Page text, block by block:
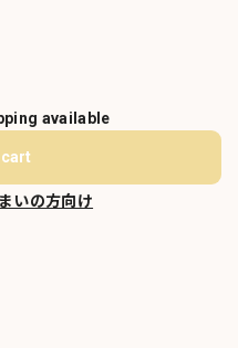
available
いの方向け